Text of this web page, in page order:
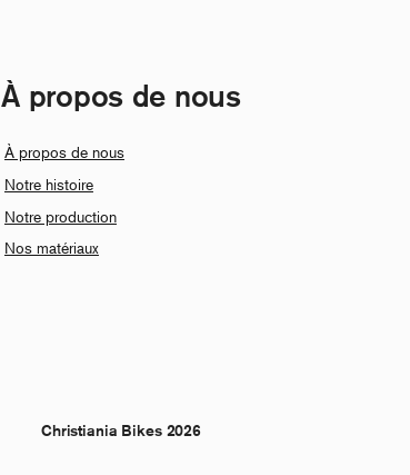
À propos de nous
À propos de nous
Notre histoire
Notre production
Nos matériaux
Christiania Bikes 2026